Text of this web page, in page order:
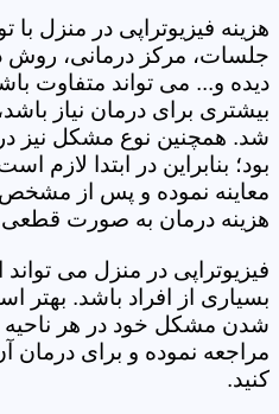
هزینه فیزیوتراپی در منزل با
جلسات، مرکز درمانی، روش
دیده و... می تواند متفاوت
بیشتری برای درمان نیاز
شد. همچنین نوع مشکل نیز در
بود؛ بنابراین در ابتدا
معاینه نموده و پس از مشخص
هزینه درمان به صورت
فیزیوتراپی در منزل می
بسیاری از افراد باشد. بهتر
شدن مشکل خود در هر
مراجعه نموده و برای درمان
کنید.